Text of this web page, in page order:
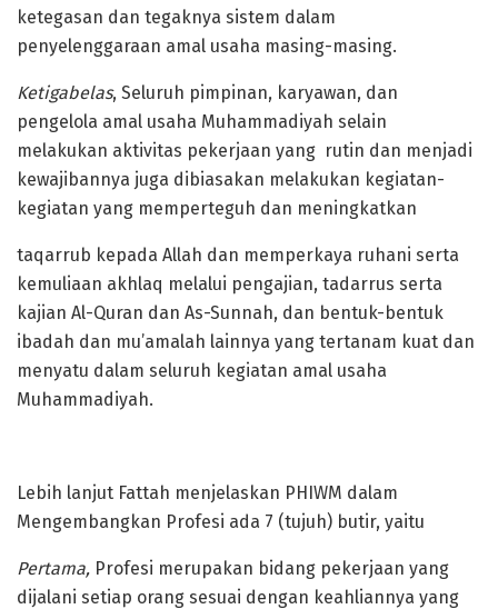
ketegasan dan tegaknya sistem dalam
penyelenggaraan amal usaha masing-masing.
Ketigabelas, Seluruh pimpinan, karyawan, dan
pengelola amal usaha Muhammadiyah selain
melakukan aktivitas pekerjaan yang rutin dan menjadi
kewajibannya juga dibiasakan melakukan kegiatan-
kegiatan yang memperteguh dan meningkatkan
taqarrub kepada Allah dan memperkaya ruhani serta
kemuliaan akhlaq melalui pengajian, tadarrus serta
kajian Al-Quran dan As-Sunnah, dan bentuk-bentuk
ibadah dan mu’amalah lainnya yang tertanam kuat dan
menyatu dalam seluruh kegiatan amal usaha
Muhammadiyah.
Lebih lanjut Fattah menjelaskan PHIWM dalam
Mengembangkan Profesi ada 7 (tujuh) butir, yaitu
Pertama, Profesi merupakan bidang pekerjaan yang
dijalani setiap orang sesuai dengan keahliannya yang